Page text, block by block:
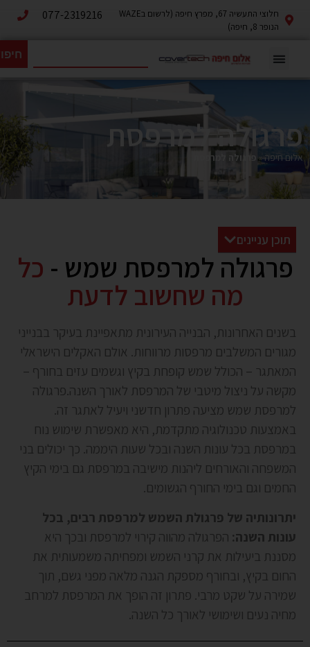
חלוצי התעשיה 67, מפרץ חיפה (לרשום בWAZE
הנופר 8, חיפה)
077-2319216
פרגולה למרפסת
אלום חיפה» פרגולה למרפסת
תוכן עניינים
פרגולה למרפסת שמש - כל
מה שחשוב לדעת
בשנים האחרונות, הבנייה העירונית מתאפיינת בעיקר בבנייני
מגורים המשלבים מרפסות מרווחות. אולם האקלים הישראלי
המאתגר – הכולל שמש קופחת בקיץ וגשמים עזים בחורף –
מקשה על ניצול מיטבי של המרפסת לאורך השנה.פרגולה
למרפסת שמש מציעה פתרון חדשני ויעיל לאתגר זה.
באמצעות טכנולוגיה מתקדמת, היא מאפשרת שימוש נוח
במרפסת בכל עונות השנה ובכל שעות היממה. כך יכולים בני
המשפחה והאורחים ליהנות מישיבה במרפסת גם בימי הקיץ
החמים וגם בימי החורף הגשומים.
יתרונותיה של פרגולת השמש למרפסת רבים, בכל
עונות השנה: הפרגולה מהווה קירוי למרפסת ובכך היא
מסננת ביעילות את קרני השמש ומפחיתה משמעותית את
החום בקיץ, ובחורף מספקת הגנה מלאה מפני גשם, תוך
שמירה על שקט מרבי. פתרון זה הופך את המרפסת למרחב
מחיה נעים ושימושי לאורך כל השנה.